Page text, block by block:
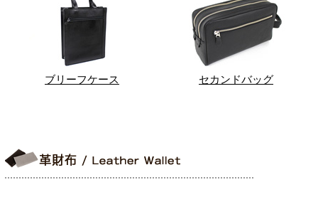
ブリーフケース セカンドバッグ